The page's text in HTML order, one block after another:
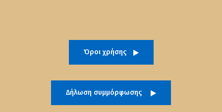
Όροι χρήσης
Δήλωση συμμόρφωσης